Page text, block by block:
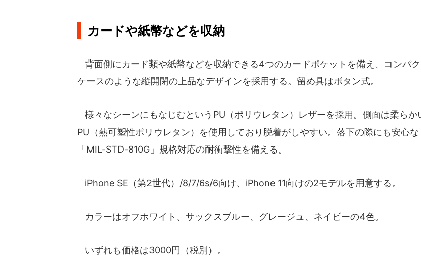
カードや紙幣などを収納
背面側にカード類や紙幣などを収納できる4つのカードポケットを備え、コンパク
ケースのような縦開閉の上品なデザインを採用する。留め具はボタン式。
様々なシーンにもなじむというPU（ポリウレタン）レザーを採用。側面は柔らか
PU（熱可塑性ポリウレタン）を使用しており脱着がしやすい。落下の際にも安心な
「MIL-STD-810G」規格対応の耐衝撃性を備える。
iPhone SE（第2世代）/8/7/6s/6向け、iPhone 11向けの2モデルを用意する。
カラーはオフホワイト、サックスブルー、グレージュ、ネイビーの4色。
いずれも価格は3000円（税別）。